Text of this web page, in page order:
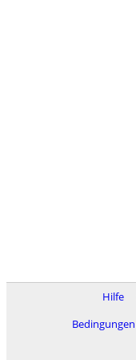
Hilfe
Bedingungen